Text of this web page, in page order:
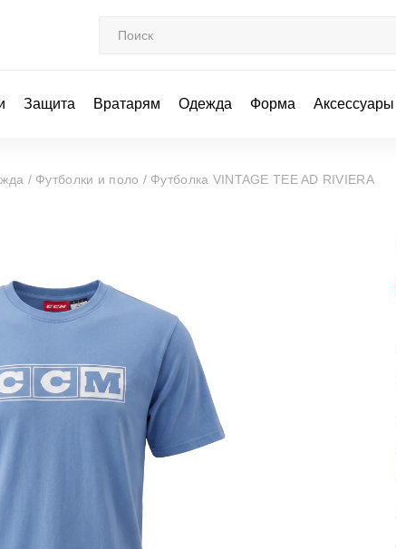
Защита Вратарям Одежда Форма Аксессуары
/ Футболки и поло / Футболка VINTAGE TEE AD RIVIERA